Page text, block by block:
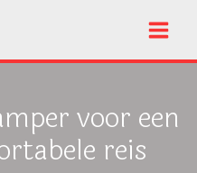
Main
voor een
reis